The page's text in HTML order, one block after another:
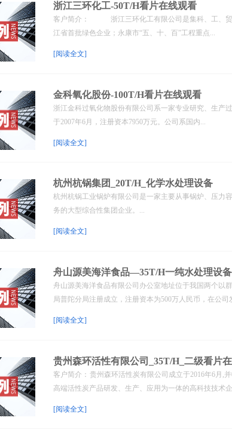
浙江三环化工-50T/H看片在线观看
客户简介： 浙江三环化工有限公司是集科、工、贸
江省首批绿色企业；永康市“五、十、百”工程重点...
[阅读全文]
金科氧化股份-100T/H看片在线观看
浙江金科过氧化物股份有限公司系一家专业研究、生产
于2007年6月，注册资本7950万元。公司系国内...
[阅读全文]
杭州杭锅集团_20T/H_化学水处理设备
杭州杭锅工业锅炉有限公司是一家主要从事锅炉、压力
务的大型综合性集团企业。...
[阅读全文]
舟山源美海洋食品—35T/H一纯水处理设备
舟山源美海洋食品有限公司办公室地址位于我国两个以
局普陀分局注册成立，注册资本为500万人民币，在公司
[阅读全文]
贵州森环活性有限公司_35T/H_二级看片
客户简介： 贵州森环活性炭有限公司成立于2016年6月,
高端活性炭产品研发、生产、应用为一体的高科技技术企
[阅读全文]